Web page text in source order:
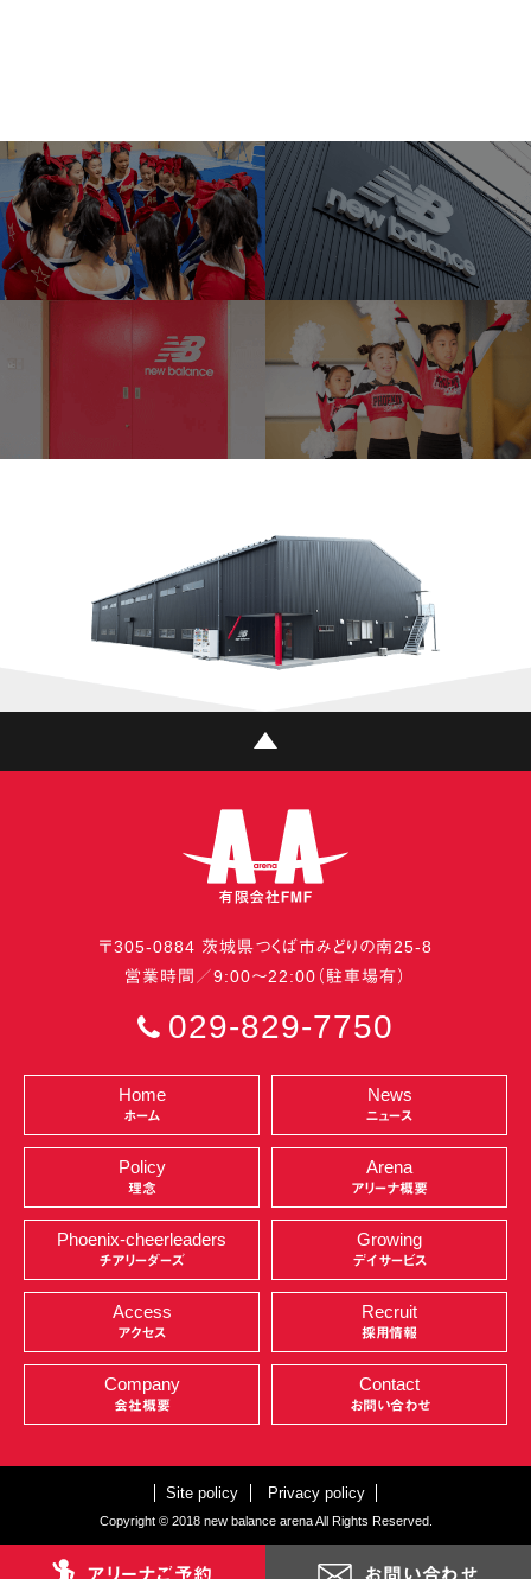
アリーナご予約 お問い合わせ
〒305-0884 茨城県つくば市みどりの南25-8
営業時間／9:00〜22:00（駐車場有）
029-829-7750
Home
ホーム
News
ニュース
Policy
理念
Arena
アリーナ概要
Phoenix-cheerleaders
チアリーダーズ
Growing
デイサービス
Access
アクセス
Recruit
採用情報
Company
会社概要
Contact
お問い合わせ
Site policy Privacy policy
Copyright © 2018 new balance arena All Rights Reserved.